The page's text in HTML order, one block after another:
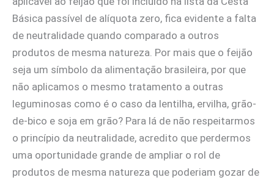
Básica passível de alíquota zero, fica evidente a falta
de neutralidade quando comparado a outros
produtos de mesma natureza. Por mais que o feijão
seja um símbolo da alimentação brasileira, por que
não aplicamos o mesmo tratamento a outras
leguminosas como é o caso da lentilha, ervilha, grão-
de-bico e soja em grão? Para lá de não respeitarmos
o princípio da neutralidade, acredito que perdermos
uma oportunidade grande de ampliar o rol de
produtos de mesma natureza que poderiam gozar de